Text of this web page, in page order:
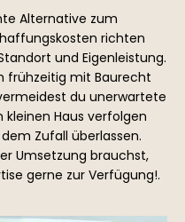
Alternative zum
richten
und Eigenleistung.
frühzeitig mit Baurecht
du unerwartete
Haus verfolgen
Zufall überlassen.
Umsetzung brauchst,
gerne zur Verfügung!.